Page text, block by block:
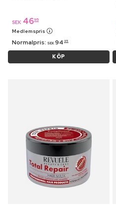
SEK 4695
Medlemspris
Normalpris: SEK 94 95
KÖP